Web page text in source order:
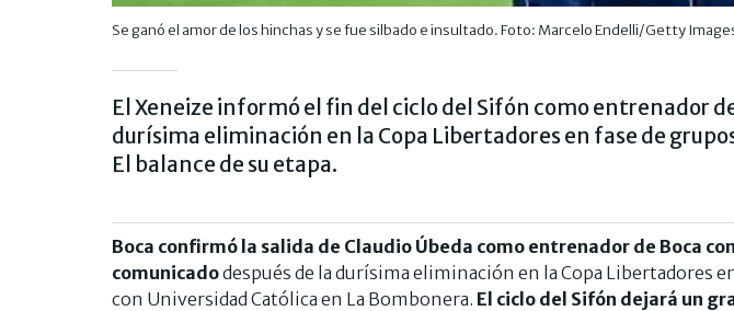
Se ganó el amor de los hinchas y se fue silbado e insultado. Foto: Marcelo Endelli/Getty
El Xeneize informó el fin del ciclo del Sifón como entrenador
durísima eliminación en la Copa Libertadores en fase de
El balance de su etapa.
Boca confirmó la salida de Claudio Úbeda como entrenador de Boca
comunicadodespués de la durísima eliminación en la Copa Libertadores
con Universidad Católica en La Bombonera. El ciclo del Sifón dejará un